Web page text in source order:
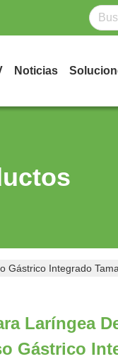
Noticias
Gástrico Integrado
Laríngea
Gástrico